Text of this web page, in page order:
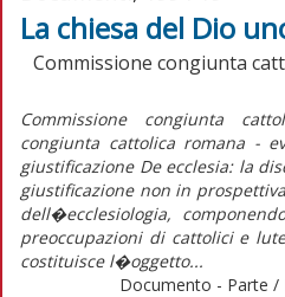
La chiesa del Dio
Commissione congiunta
Commissione congiunta
congiunta cattolica romana -
giustificazione De ecclesia: la
giustificazione non in
dell�ecclesiologia,
preoccupazioni di cattolici e
costituisce l�oggetto...
Documento - Parte /